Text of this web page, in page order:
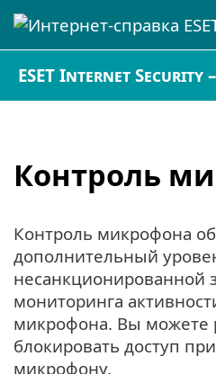
ESET Internet Security
Контроль
Контроль микрофона
дополнительный
несанкционированной
мониторинга
микрофона. Вы можете
блокировать доступ
микрофону.